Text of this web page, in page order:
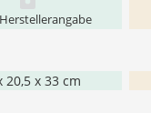
20,5 x 33 cm